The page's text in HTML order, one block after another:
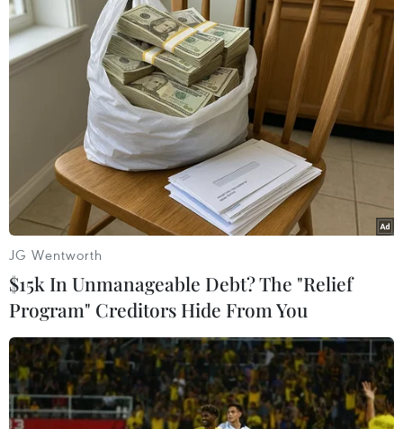
được trình chiếu bằng laser trên các nền móng
dấu tích khảo cổ hoặc trên dòng sông cổ để du
khách tìm hiểu và giải đáp.
Tour khám phá đêm Hoàng thành Thăng Long
mang đến cho du khách những trải nghiệm đặc
biệt; cảm nhận như được lạc vào không gian
hoàng cung, được giao lưu với những cung nữ,
lính canh trong trang phục xưa, thưởng thức trà
sen, mứt sen cung đình.
đã xây dựng câu chuyện văn hóa, vừa nhẹ
nhàng, logic dễ tiếp nhận kiến thức, vừa có tính
giải trí giúp du khách hứng thú và có trải
nghiệm mới./.
(TTXVN/Vietnam+)
JG Wentworth
$15k In Unmanageable Debt? The "Relief
Program" Creditors Hide From You